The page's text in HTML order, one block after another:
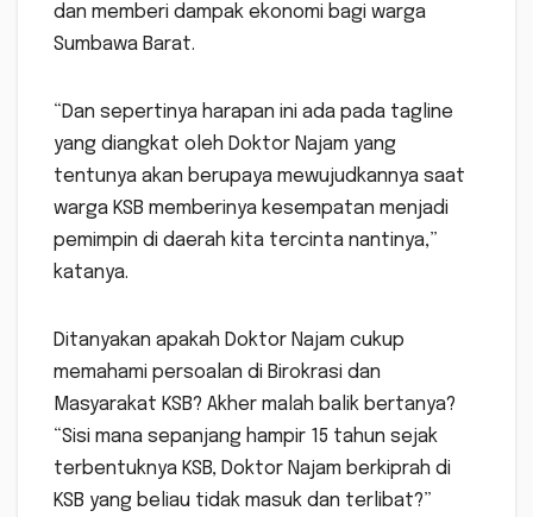
dan memberi dampak ekonomi bagi warga
Sumbawa Barat.
“Dan sepertinya harapan ini ada pada tagline
yang diangkat oleh Doktor Najam yang
tentunya akan berupaya mewujudkannya saat
warga KSB memberinya kesempatan menjadi
pemimpin di daerah kita tercinta nantinya,”
katanya.
Ditanyakan apakah Doktor Najam cukup
memahami persoalan di Birokrasi dan
Masyarakat KSB? Akher malah balik bertanya?
“Sisi mana sepanjang hampir 15 tahun sejak
terbentuknya KSB, Doktor Najam berkiprah di
KSB yang beliau tidak masuk dan terlibat?”